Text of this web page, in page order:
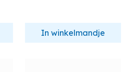
In winkelmandje